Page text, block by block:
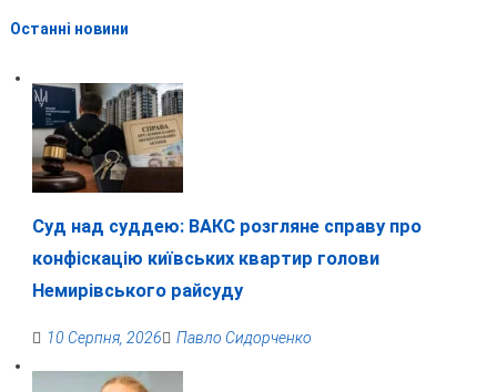
Останні новини
Суд над суддею: ВАКС розгляне справу про
конфіскацію київських квартир голови
Немирівського райсуду
10 Серпня, 2026 Павло Сидорченко